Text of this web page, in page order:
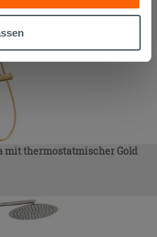
Falls Sie mehr wissen
zu allen oder einigen
auf die Schaltfläche
werden. Wenn Sie auf
Sie das Surfen erst
Cookies fortsetzen.
mit thermostatmischer Gold